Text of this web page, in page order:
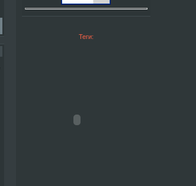
Теги: